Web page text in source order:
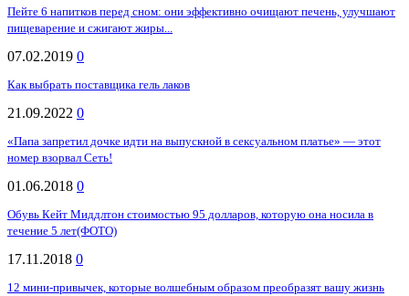
Пейте 6 напитков перед сном: они эффективно очищают печень, улучшают
пищеварение и сжигают жиры...
07.02.2019 0
Как выбрать поставщика гель лаков
21.09.2022 0
«Папа запретил дочке идти на выпускной в сексуальном платье» — этот
номер взорвал Сеть!
01.06.2018 0
Обувь Кейт Миддлтон стоимостью 95 долларов, которую она носила в
течение 5 лет(ФОТО)
17.11.2018 0
12 мини-привычек, которые волшебным образом преобразят вашу жизнь